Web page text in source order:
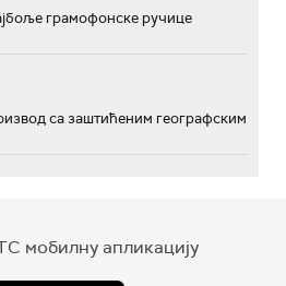
грамофонске ручице
са заштићеним географским
мобилну апликацију